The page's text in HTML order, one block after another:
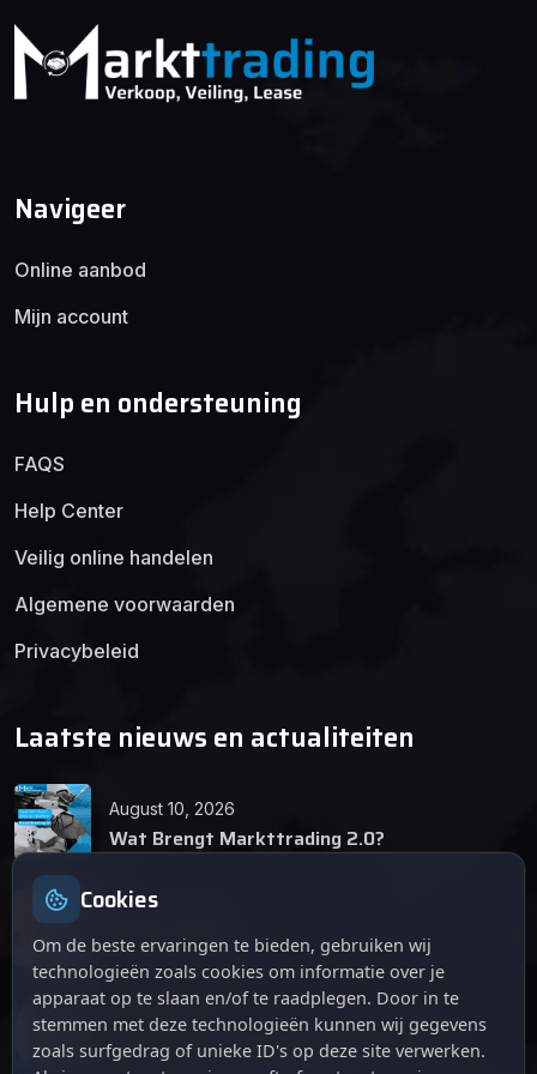
Navigeer
Online aanbod
Mijn account
Hulp en ondersteuning
FAQS
Help Center
Veilig online handelen
Algemene voorwaarden
Privacybeleid
Laatste nieuws en actualiteiten
August 10, 2026
Wat Brengt Markttrading 2.0?
Tips en Tricks
April 12, 2026
De opkomst van Markttrading 2.0: Een
revolutie in online handelen.
Cookies
Om de beste ervaringen te bieden, gebruiken wij
technologieën zoals cookies om informatie over je
apparaat op te slaan en/of te raadplegen. Door in te
stemmen met deze technologieën kunnen wij gegevens
zoals surfgedrag of unieke ID's op deze site verwerken.